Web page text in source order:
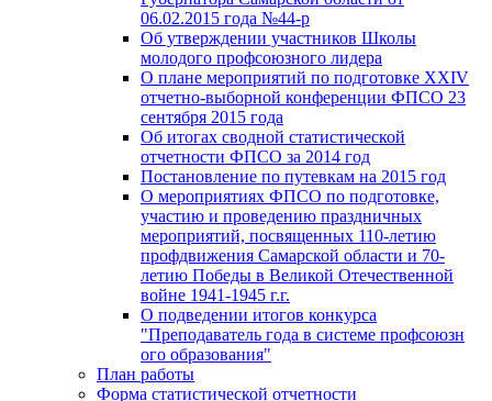
06.02.2015 года №44-р
Об утверждении участников Школы
молодого профсоюзного лидера
О плане мероприятий по подготовке XXIV
отчетно-выборной конференции ФПСО 23
сентября 2015 года
Об итогах сводной статистической
отчетности ФПСО за 2014 год
Постановление по путевкам на 2015 год
О мероприятиях ФПСО по подготовке,
участию и проведению праздничных
мероприятий, посвященных 110-летию
профдвижения Самарской области и 70-
летию Победы в Великой Отечественной
войне 1941-1945 г.г.
О подведении итогов конкурса
"Преподаватель года в системе профсоюзн
ого образования"
План работы
Форма статистической отчетности